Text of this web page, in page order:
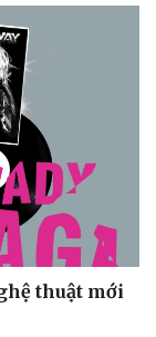
thuật mới